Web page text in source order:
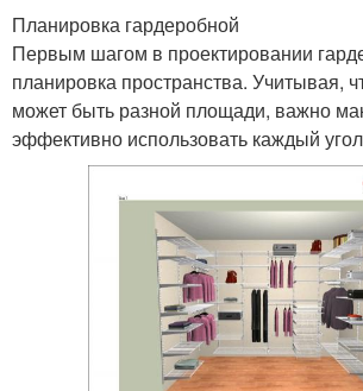
Планировка гардеробной
Первым шагом в проектировании
планировка пространства. Учитывая,
может быть разной площади, важно
эффективно использовать каждый